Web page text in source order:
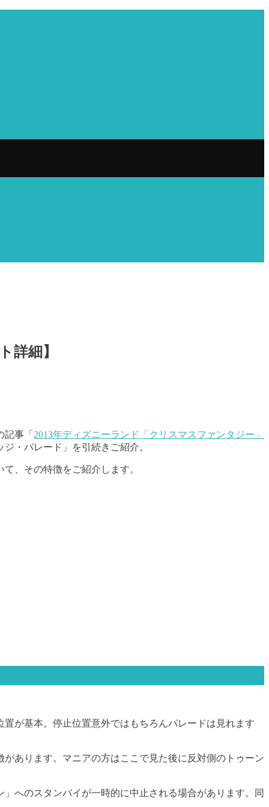
詳細】
事「 2013年ディズニーランド「クリスマスファンタジー」
・パレード」を引続きご紹介。
、その特徴をご紹介します。
が基本。停止位置意外ではもちろんパレードは見れます
あります。マニアの方はここで見た後に反対側のトゥーン
へのスタンバイが一時的に中止される場合があります。同